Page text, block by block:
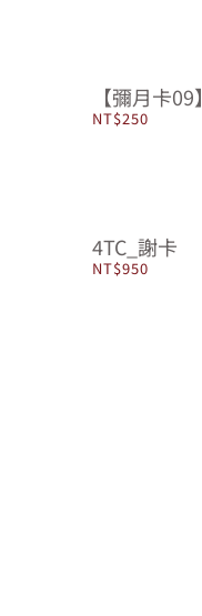
【彌月卡09】
NT$250
4TC_謝卡
NT$950